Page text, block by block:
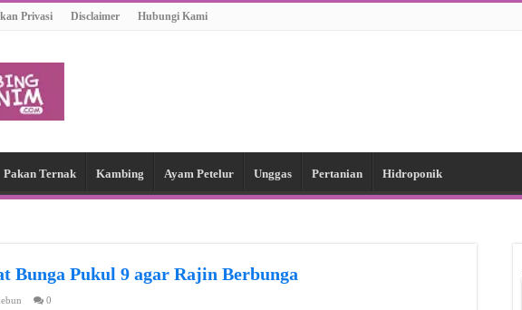
Privasi Disclaimer Hubungi Kami
Pakan Ternak Kambing Ayam Petelur Unggas Pertanian Hidroponik
Bunga Pukul 9 agar Rajin Berbunga
0